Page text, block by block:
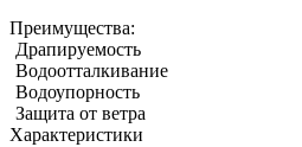
Преимущества:
Драпируемость
Водоотталкивание
Водоупорность
Защита от ветра
Характеристики